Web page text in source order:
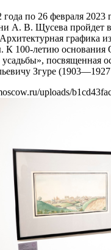
года по 26 февраля 2023
А. В. Щусева пройдет
графика
К 100-летию основания
усадьбы», посвященная
Згуре (1903—1927
uploads/